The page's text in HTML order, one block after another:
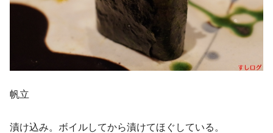
帆立
漬け込み。ボイルしてから漬けてほぐしている。